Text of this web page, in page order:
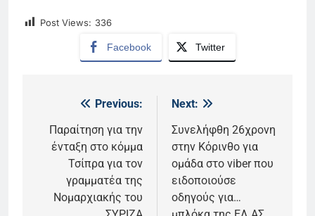
Post Views: 336
Facebook Twitter
Πλοήγηση
άρθρων
Previous:
Παραίτηση για την
ένταξη στο κόμμα
Τσίπρα για τον
γραμματέα της
Νομαρχιακής του
Next:
Συνελήφθη 26χρονη
στην Κόρινθο για
ομάδα στο viber που
ειδοποιούσε
οδηγούς για…